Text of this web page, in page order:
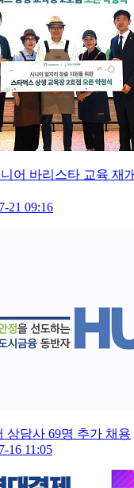
어 바리스타 교육 재
21 09:16
상담사 69명 추가 채용
16 11:05